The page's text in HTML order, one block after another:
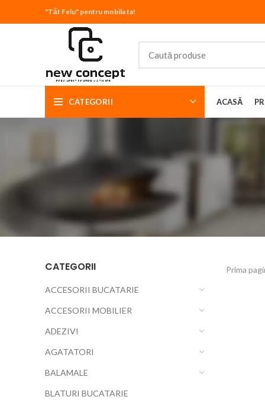
"Tăt Felu" pentru mobila ta!
CATEGORII ACASĂ
CATEGORII
ACCESORII BUCATARIE
ACCESORII MOBILIER
ADEZIVI
AGATATORI
BALAMALE
BLATURI BUCATARIE
Prima